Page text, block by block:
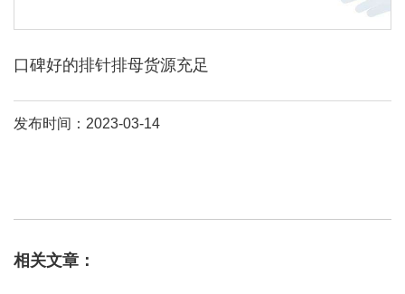
口碑好的排针排母货源充足
发布时间：2023-03-14
多线连接，接触可靠3每两位一组，可组合所有偶数位4电流电压客
相关文章：